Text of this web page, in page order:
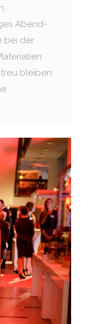
Abend-
bei der
bleiben